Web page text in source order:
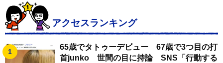
アクセスランキング
65歳でタトゥーデビュー 67歳で3つ目の打
首junko 世間の目に持論 SNS「行動する